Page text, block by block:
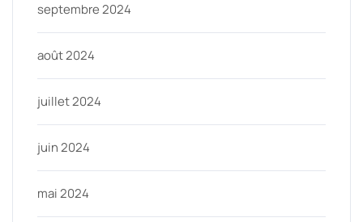
septembre 2024
août 2024
juillet 2024
juin 2024
mai 2024